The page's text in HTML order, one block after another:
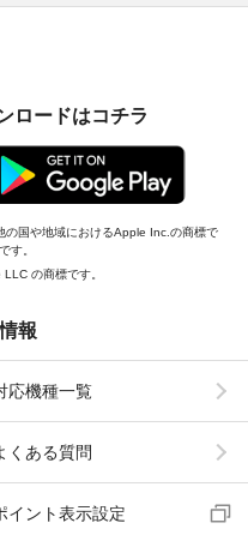
ロードはコチラ
国や地域におけるApple Inc.の商標で
す。
の商標です。
報
応機種一覧
くある質問
イント表示設定